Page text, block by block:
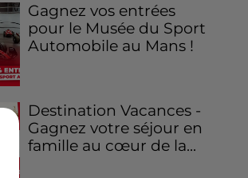
Gagnez vos entrées
pour le Musée du Sport
Automobile au Mans !
Destination Vacances -
Gagnez votre séjour en
famille au cœur de la...